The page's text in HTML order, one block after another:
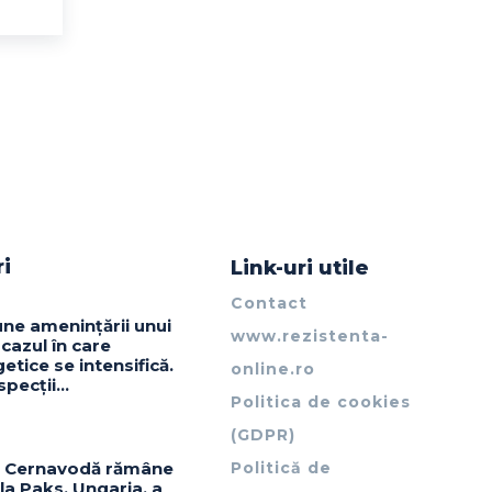
amenințării unui
în care
se intensifică.
rămâne
Paks, Ungaria, a
Link-uri utile
Contact
www.rezistenta-
online.ro
Politica de cookies
(GDPR)
Politică de